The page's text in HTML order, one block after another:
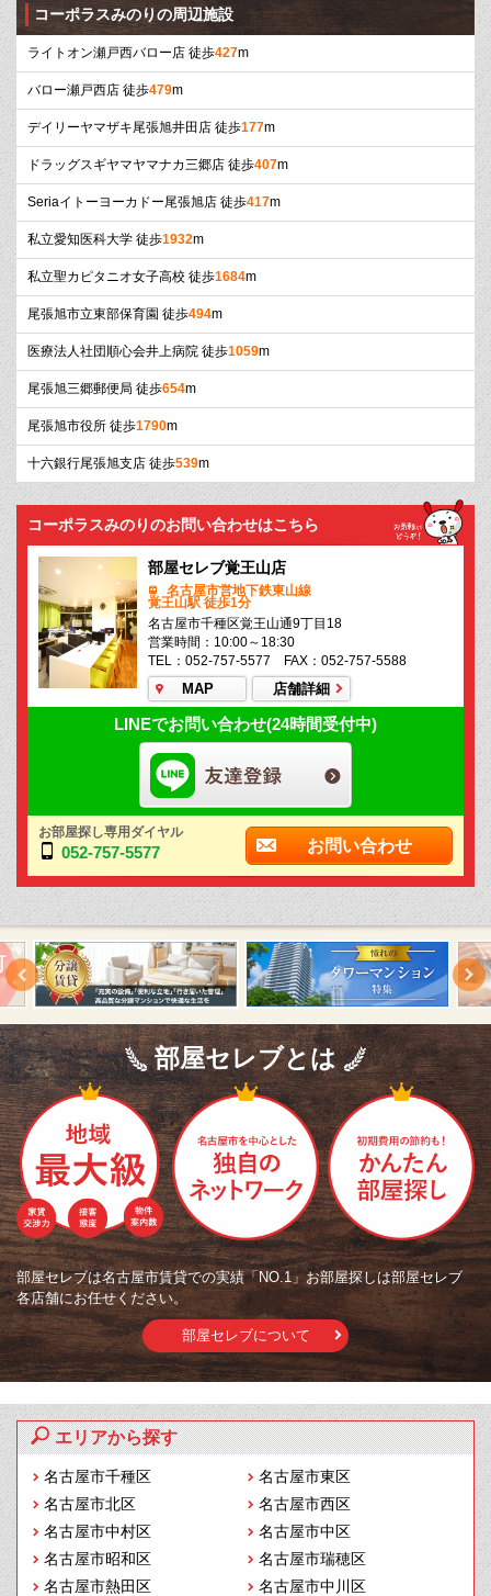
コーポラスみのりの周辺施設
ライトオン瀬戸西バロー店 徒歩427m
バロー瀬戸西店 徒歩479m
デイリーヤマザキ尾張旭井田店 徒歩177m
ドラッグスギヤマヤマナカ三郷店 徒歩407m
Seriaイトーヨーカドー尾張旭店 徒歩417m
私立愛知医科大学 徒歩1932m
私立聖カピタニオ女子高校 徒歩1684m
尾張旭市立東部保育園 徒歩494m
医療法人社団順心会井上病院 徒歩1059m
尾張旭三郷郵便局 徒歩654m
尾張旭市役所 徒歩1790m
十六銀行尾張旭支店 徒歩539m
コーポラスみのりのお問い合わせはこちら
部屋セレブ覚王山店
名古屋市営地下鉄東山線
覚王山駅 徒歩1分
名古屋市千種区覚王山通9丁目18
営業時間：10:00～18:30
TEL：052-757-5577 FAX：052-757-5588
MAP 店舗詳細
LINEでお問い合わせ(24時間受付中)
お部屋探し専用ダイヤル
052-757-5577 お問い合わせ
部屋セレブとは
部屋セレブは名古屋市賃貸での実績「NO.1」お部屋探しは部屋セレブ
各店舗にお任せください。
部屋セレブについて
エリアから探す
名古屋市千種区
名古屋市東区
名古屋市北区
名古屋市西区
名古屋市中村区
名古屋市中区
名古屋市昭和区
名古屋市瑞穂区
名古屋市熱田区
名古屋市中川区